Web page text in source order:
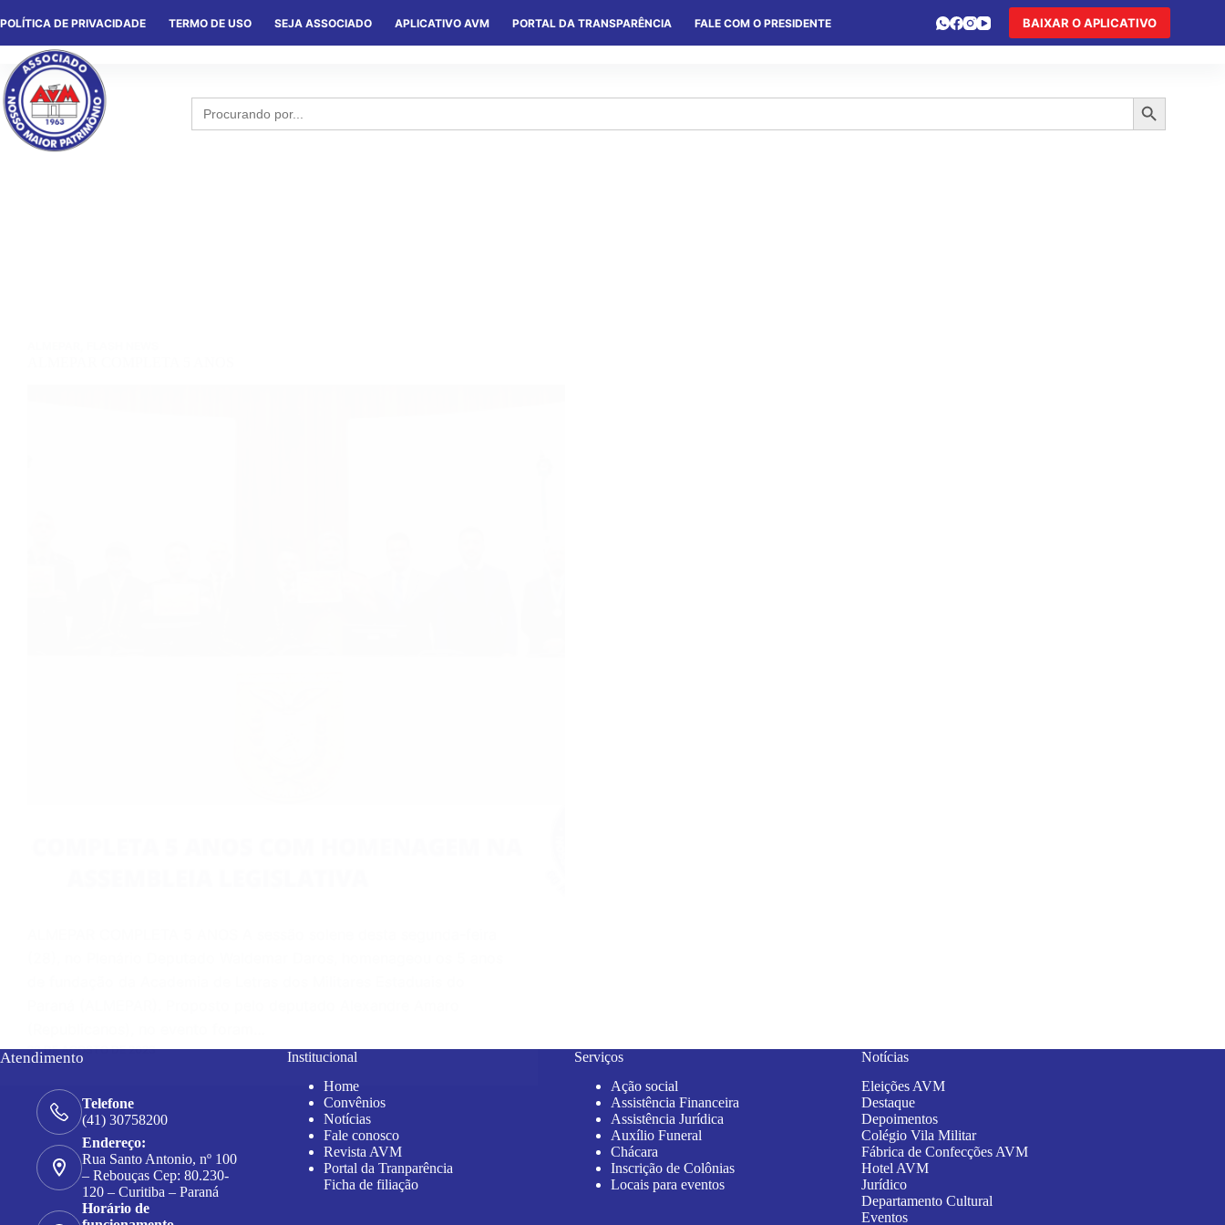
POLÍTICA DE PRIVACIDADE TERMO DE USO SEJA ASSOCIADO APLICATIVO AVM PORTAL DA TRANSPARÊNCIA FALE COM O PRESIDENTE BAIXAR O APLICATIVO
Search
for: Search Button
29 DE AGOSTO DE 2023
Atendimento
Telefone
(41) 30758200
Endereço:
Rua Santo Antonio, nº 100
– Rebouças Cep: 80.230-
120 – Curitiba – Paraná
Horário de
Institucional
Home
Convênios
Notícias
Fale conosco
Revista AVM
Portal da Tranparência
Ficha de filiação
Serviços
Ação social
Assistência Financeira
Assistência Jurídica
Auxílio Funeral
Chácara
Inscrição de Colônias
Locais para eventos
Notícias
Eleições AVM
Destaque
Depoimentos
Colégio Vila Militar
Fábrica de Confecções AVM
Hotel AVM
Jurídico
Departamento Cultural
Eventos